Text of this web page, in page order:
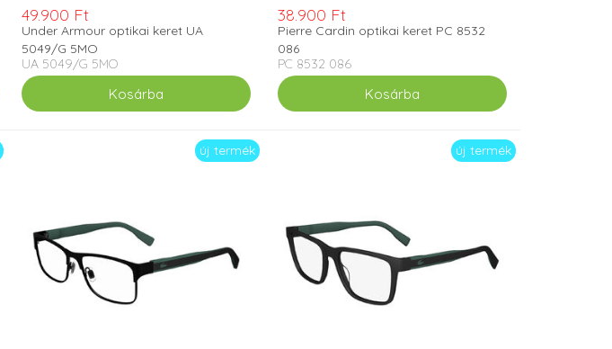
49.900 Ft
Under Armour optikai keret UA
5049/G 5MO
UA 5049/G 5MO
38.900 Ft
Pierre Cardin optikai keret PC 8532
086
PC 8532 086
új termék új termék